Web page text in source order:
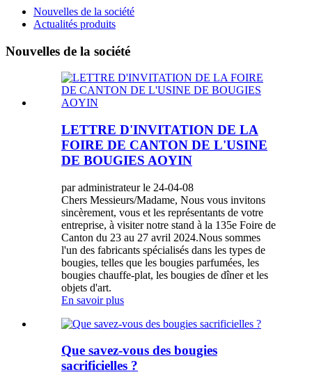
Nouvelles de la société
Actualités produits
Nouvelles de la société
LETTRE D'INVITATION DE LA
FOIRE DE CANTON DE L'USINE
DE BOUGIES AOYIN
par administrateur le 24-04-08
Chers Messieurs/Madame, Nous vous invitons
sincèrement, vous et les représentants de votre
entreprise, à visiter notre stand à la 135e Foire de
Canton du 23 au 27 avril 2024.Nous sommes
l'un des fabricants spécialisés dans les types de
bougies, telles que les bougies parfumées, les
bougies chauffe-plat, les bougies de dîner et les
objets d'art.
En savoir plus
Que savez-vous des bougies
sacrificielles ?